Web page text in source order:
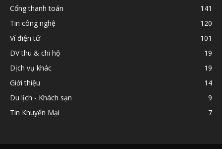
Cổng thanh toán
141
Tin công nghệ
120
Ví điện tử
101
DV thu & chi hộ
19
Dịch vụ khác
19
Giới thiệu
14
Du lịch - Khách sạn
9
Tin Khuyến Mại
7